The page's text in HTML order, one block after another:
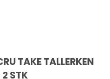
TAKE TALLERKEN
STK